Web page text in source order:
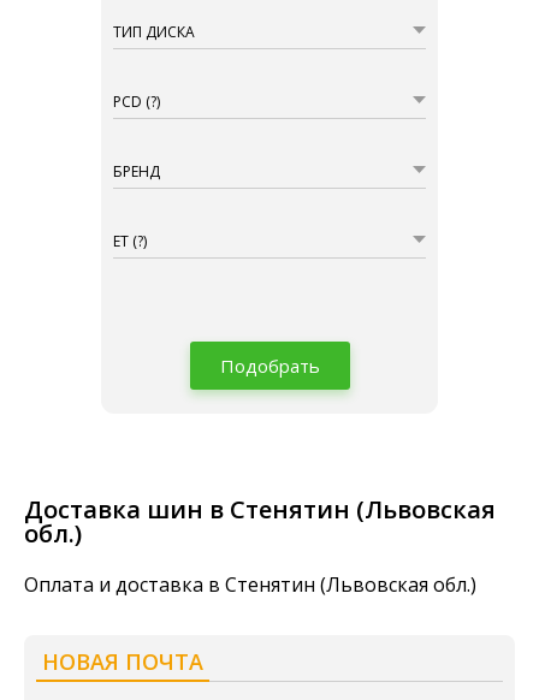
ТИП ДИСКА
PCD (?)
БРЕНД
ET (?)
Подобрать
Доставка шин в Стенятин (Львовская
обл.)
Оплата и доставка в Стенятин (Львовская обл.)
НОВАЯ ПОЧТА